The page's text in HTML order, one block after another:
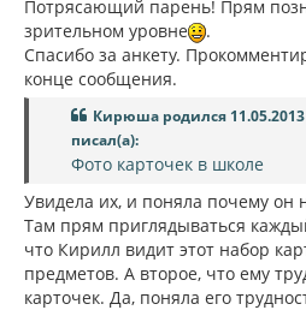
е
н
и
е
Потрясающий парень! Прям
зрительном уровне
.
Спасибо за анкету.
конце сообщения.
Кирюша родился
писал(а):
Фото карточек в школе
Увидела их, и поняла почему он
Там прям приглядываться
что Кирилл видит этот набор
предметов. А второе, что ему
карточек. Да, поняла его